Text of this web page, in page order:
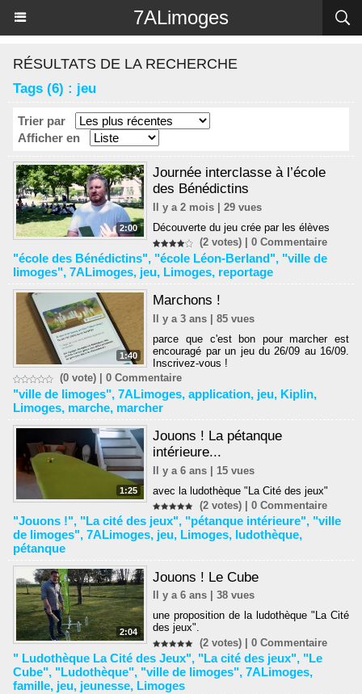
7ALimoges
RÉSULTATS DE LA RECHERCHE
Tags (6) : jeu
Trier par
Afficher en
2:00
Journée interclasse à l’école
des Bénédictins
Il y a 2 mois | 29 vues
Découverte du jeu crée par les élèves
(2 votes) |0 Commentaire
"école des Bénédictins", "école Léon-Berland", "ville de
limoges", 7ALimoges, jeu, Limoges, reportage
1:40
Marchons !
Il y a 3 ans | 85 vues
parce que c'est bon pour marcher est
encouragé par un jeu du 26/09 au 16/09.
Inscrivez-vous !
(0 vote) | 0 Commentaire
"ville de limoges", 7ALimoges, application, jeu, Kiplin,
Limoges, marche, marcher
1:25
Jouons ! La pétanque
intérieure...
Il y a 6 ans | 15 vues
avec la ludothèque "La Cité des jeux"
(2 votes) |0 Commentaire
"Jouons !", "La cité des jeux", "pétanque intérieure", "ville
de limoges", 7ALimoges, jeu, Limoges, ludothèque,
pétanque
2:04
Jouons ! Le Cube
Il y a 6 ans | 38 vues
une proposition de la ludothèque "La Cité
des jeux".
(2 votes) |0 Commentaire
" Ludothèque La Cité des Jeux", "La cité des jeux", "Le
Cube", "Ludothèque", "ville de limoges", 7ALimoges,
famille, jeu, jeunesse, Limoges